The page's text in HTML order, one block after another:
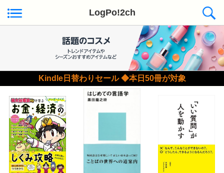
LogPo!2ch
Kindle日替わりセール ◆本日50冊が対象